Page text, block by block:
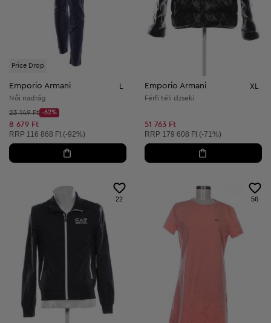
Price Drop
Emporio Armani L
Női nadrág
Kezdő ár:
23 149 Ft
Discount Price:
-62%
Csökkentett ár:
8 679 Ft
Ajánlott ár:
RRP 116 868 Ft (-92%)
Emporio Armani XL
Férfi téli dzseki
51 763 Ft
Ajánlott ár:
RRP 179 608 Ft (-71%)
22 56